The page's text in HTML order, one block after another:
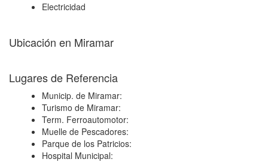
Electricidad
Ubicación en Miramar
−
Lugares de Referencia
Municip. de Miramar:
Turismo de Miramar:
Term. Ferroautomotor:
Muelle de Pescadores:
Parque de los Patricios:
Hospital Municipal: